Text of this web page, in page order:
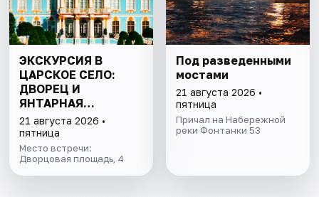
ЭКСКУРСИЯ В
ЦАРСКОЕ СЕЛО:
ДВОРЕЦ И
ЯНТАРНАЯ
КОМНАТА БЕЗ
ОЧЕРЕДИ
21 августа 2026 •
пятница
Место встречи:
Дворцовая площадь, 4
Под разведенными
мостами
21 августа 2026 •
пятница
Причал на Набережной
реки Фонтанки 53